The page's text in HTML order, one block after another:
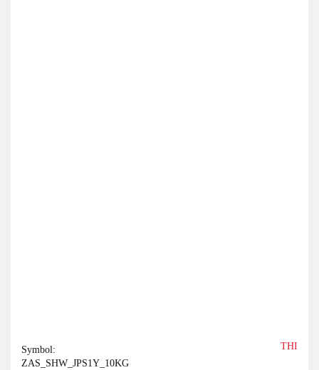
Symbol:
ZAS_SHW_JPS1Y_10KG
THI